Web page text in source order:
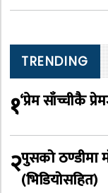
TRENDING
१‘प्रेम साँच्चीकै
२पुसको ठण्डीमा
(भिडियोसहित)